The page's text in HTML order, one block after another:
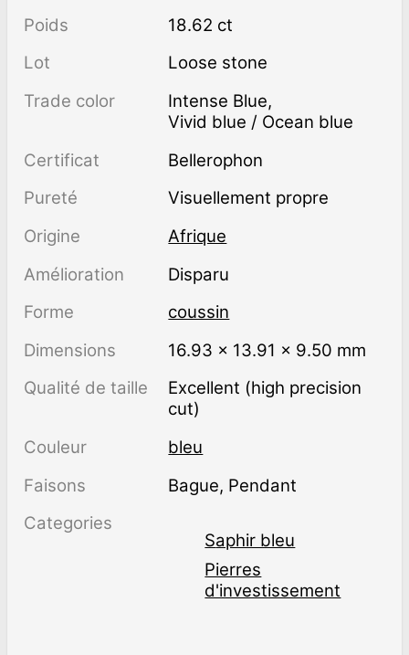
Poids
18.62 ct
Lot
Loose stone
Trade color
Intense Blue,
Vivid blue / Ocean blue
Certificat
Bellerophon
Pureté
visuellement propre
Origine
Afrique
Amélioration
disparu
Forme
coussin
Dimensions
16.93 × 13.91 × 9.50 mm
Qualité de taille
Excellent (high precision
cut)
Couleur
bleu
Faisons
Bague, Pendant
Categories
Saphir bleu
Pierres
d'investissement